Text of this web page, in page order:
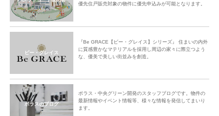
優先住戸販売対象の物件に優先申込みが可能となります。
ビー・グレイス
『Be GRACE【ビー・グレイス】シリーズ』 住まいの内外
に質感豊かなマテリアルを採用し周辺の家々に際立つよう
な、優美で美しい街並みを創造。
ポラスのブログ
ポラス・中央グリーン開発のスタッフブログです。物件の
最新情報やイベント情報等、様々な情報を発信してまいり
ます。